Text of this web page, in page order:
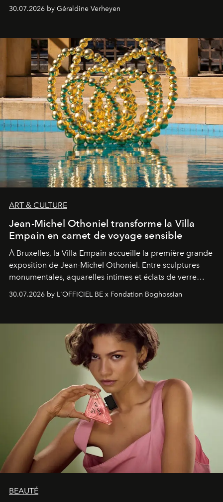
30.07.2026 by Géraldine Verheyen
ART & CULTURE
Jean-Michel Othoniel transforme la Villa
Empain en carnet de voyage sensible
À Bruxelles, la Villa Empain accueille la première grande
exposition de Jean-Michel Othoniel. Entre sculptures
monumentales, aquarelles intimes et éclats de verre
émotionnel où chaque œuvre devient le souvenir
émerveillement.
30.07.2026 by L'OFFICIEL BE x Fondation Boghossian
BEAUTÉ